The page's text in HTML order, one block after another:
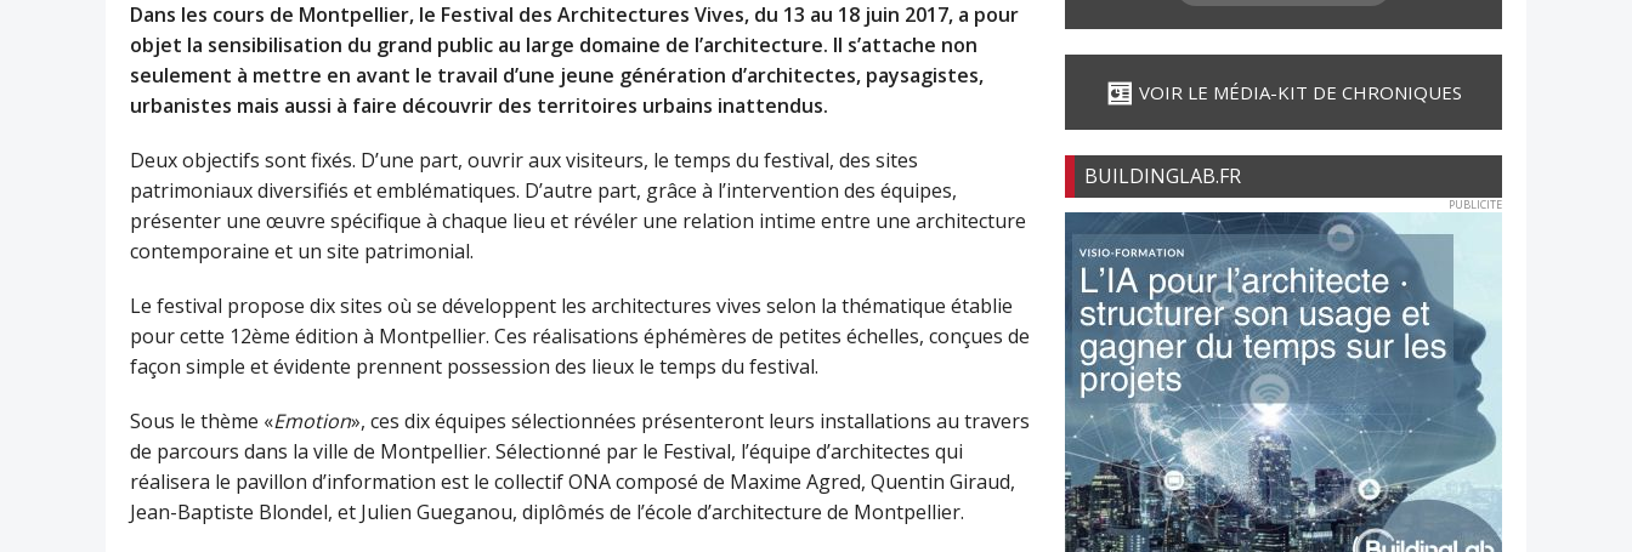
Dans les cours de Montpellier, le Festival des Architectures Vives, du 13 au 18 juin 2017, a pour
objet la sensibilisation du grand public au large domaine de l’architecture. Il s’attache non
seulement à mettre en avant le travail d’une jeune génération d’architectes, paysagistes,
urbanistes mais aussi à faire découvrir des territoires urbains inattendus.
Deux objectifs sont fixés. D’une part, ouvrir aux visiteurs, le temps du festival, des sites
patrimoniaux diversifiés et emblématiques. D’autre part, grâce à l’intervention des équipes,
présenter une œuvre spécifique à chaque lieu et révéler une relation intime entre une architecture
contemporaine et un site patrimonial.
Le festival propose dix sites où se développent les architectures vives selon la thématique établie
pour cette 12ème édition à Montpellier. Ces réalisations éphémères de petites échelles, conçues de
façon simple et évidente prennent possession des lieux le temps du festival.
Sous le thème «Emotion», ces dix équipes sélectionnées présenteront leurs installations au travers
de parcours dans la ville de Montpellier. Sélectionné par le Festival, l’équipe d’architectes qui
réalisera le pavillon d’information est le collectif ONA composé de Maxime Agred, Quentin Giraud,
Jean-Baptiste Blondel, et Julien Gueganou, diplômés de l’école d’architecture de Montpellier.
VOIR LE MÉDIA-KIT DE CHRONIQUES
BUILDINGLAB.FR
PUBLICITE